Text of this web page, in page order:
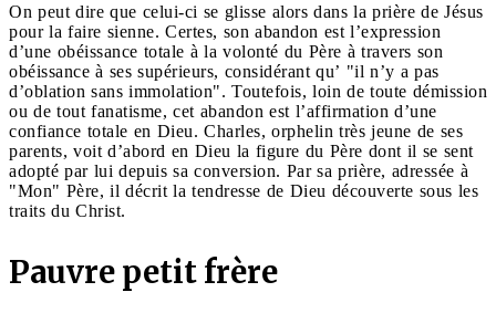
On peut dire que celui-ci se glisse alors dans la prière de Jésus
pour la faire sienne. Certes, son abandon est l’expression
d’une obéissance totale à la volonté du Père à travers son
obéissance à ses supérieurs, considérant qu’ "il n’y a pas
d’oblation sans immolation". Toutefois, loin de toute démission
ou de tout fanatisme, cet abandon est l’affirmation d’une
confiance totale en Dieu. Charles, orphelin très jeune de ses
parents, voit d’abord en Dieu la figure du Père dont il se sent
adopté par lui depuis sa conversion. Par sa prière, adressée à
"Mon" Père, il décrit la tendresse de Dieu découverte sous les
traits du Christ.
Pauvre petit frère